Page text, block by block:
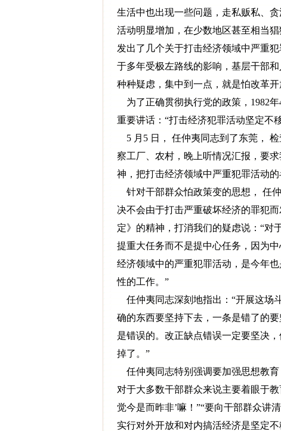
生活中也出现一些问题，走私贩私、
活动明显增加，在少数地区甚至相当
发出了几个关于打击经济领域中严重
于多年受极左路线的影响，基层干部
种种疑虑，集中到一点，就是怕改革开
为了正确贯彻执行党的政策，1982
重要讲话：“打击经济犯罪活动坚定不
5 月5 日， 任仲夷同志到了东莞，
察工厂、农村，晚上听情况汇报，要
神，把打击经济领域中严重犯罪活动
针对干部群众怕政策变的思想， 任
决不会由于打击严重破坏经济的罪犯
定》的精神，打消我们的疑虑说：“对
提重大任务而不是提中心任务，因为
经济领域中的严重犯罪活动，是今年
性的工作。”
任仲夷同志深刻地指出：“开展这场
确的东西要坚持下去，一条是错了的
是错误的。改正缺点错误一定要坚决
掉了。”
任仲夷同志特别强调要加强思想教育
对于大多数干部群众来说主要着眼于
觉今是而昨非’嘛！”“要向干部群众讲
实行对外开放和对内搞活经济是坚定